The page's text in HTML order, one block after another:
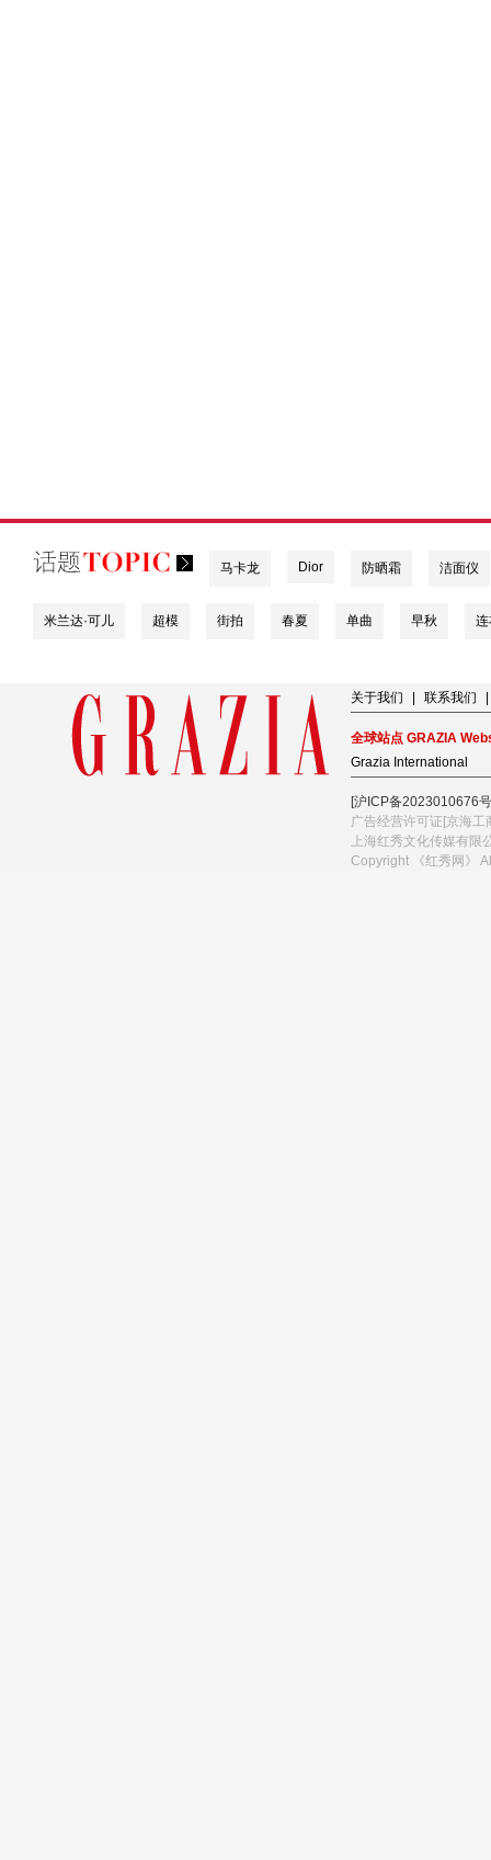
马卡龙 Dior 防晒霜 洁面仪
米兰达·可儿 超模 街拍 春夏 单曲 早秋
关于我们 联系我们
全球站点 GRAZIA
Grazia International
[沪ICP备2023010676
广告经营许可证[京海
上海红秀文化传媒有限
Copyright 《红秀网》